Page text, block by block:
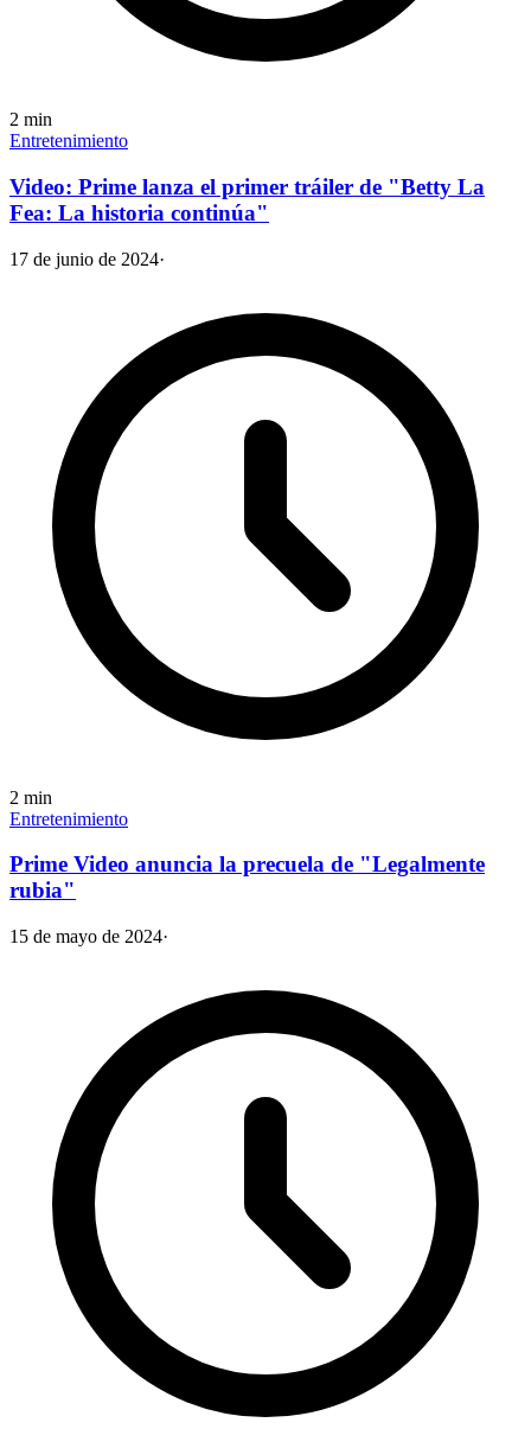
2 min
Entretenimiento
Video: Prime lanza el primer tráiler de "Betty La
Fea: La historia continúa"
17 de junio de 2024·
2 min
Entretenimiento
Prime Video anuncia la precuela de "Legalmente
rubia"
15 de mayo de 2024·